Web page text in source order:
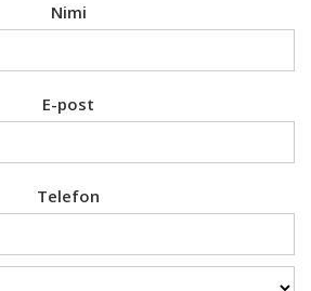
Nimi
E-post
Telefon